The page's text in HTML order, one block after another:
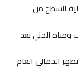
السطح من
الجلي بعد
الجمالي العام